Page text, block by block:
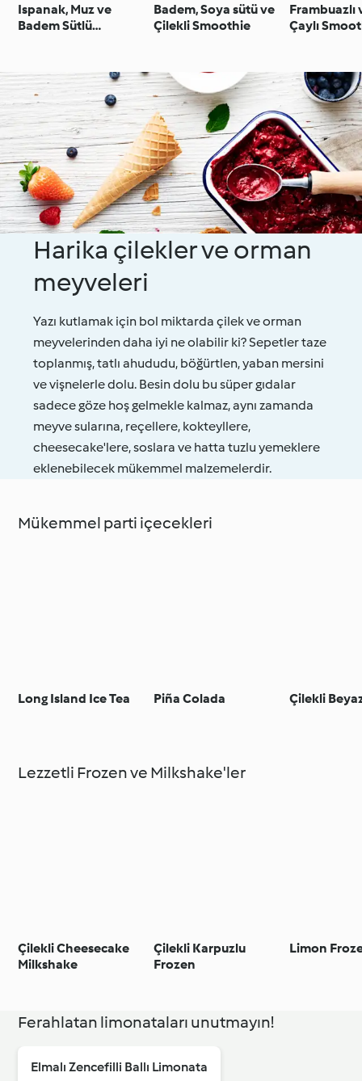
Ispanak, Muz ve
Badem Sütlü
Badem, Soya sütü ve
Çilekli Smoothie
Frambuazlı
Çaylı
Harika çilekler ve orman
meyveleri
Yazı kutlamak için bol miktarda çilek ve orman
meyvelerinden daha iyi ne olabilir ki? Sepetler taze
toplanmış, tatlı ahududu, böğürtlen, yaban mersini
ve vişnelerle dolu. Besin dolu bu süper gıdalar
sadece göze hoş gelmekle kalmaz, aynı zamanda
meyve sularına, reçellere, kokteyllere,
cheesecake'lere, soslara ve hatta tuzlu yemeklere
eklenebilecek mükemmel malzemelerdir.
Mükemmel parti içecekleri
Long Island Ice Tea Piña Colada Çilekli
Lezzetli Frozen ve Milkshake'ler
Çilekli Cheesecake
Milkshake
Çilekli Karpuzlu
Frozen
Limon
Ferahlatan limonataları unutmayın!
Elmalı Zencefilli Ballı Limonata